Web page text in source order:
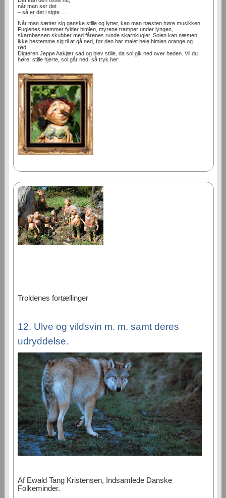
når man ser det
– så er det i sigte …
Når man sætter sig ganske stille og lytter, kan man næsten høre musikken.
Fuglenes stemmer fylder himlen, myrene tramper under lyngen,
skarnbassen skubber med fårenes runde skarnkugler. Solen kan næsten
ikke bestemme sig til at gå ned, før den har malet hele himlen orange og
rød:
Digteren Jeppe Aakjær sad og blev stille, da sol gik ned over heden. Vil du
høre: stille hjerte, sol går ned, så tryk her:
Troldenes fortællinger
12. Ulve og vildsvin m. m. samt deres
udryddelse.
Af Ewald Tang Kristensen, Indsamlede Danske
Folkeminder.